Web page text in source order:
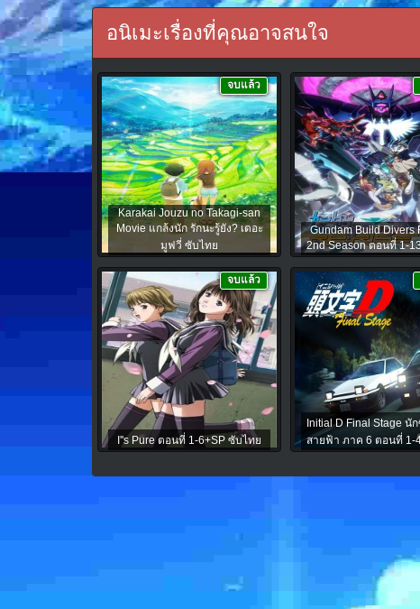
อนิเมะเรื่องที่คุณอาจสนใจ
Karakai Jouzu no Takagi-san
Movie แกล้งนัก รักนะรู้ยัง? เดอะ
มูฟวี่ ซับไทย
จบแล้ว
Gundam Build Divers
2nd Season ตอนที่ 1-
I''s Pure ตอนที่ 1-6+SP ซับไทย
จบแล้ว
Initial D Final Stage นั
สายฟ้า ภาค 6 ตอนที่ 1-